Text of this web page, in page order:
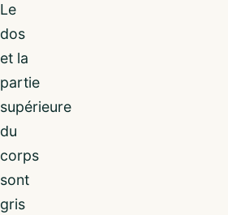
Le
dos
et la
partie
supérieure
du
corps
sont
gris